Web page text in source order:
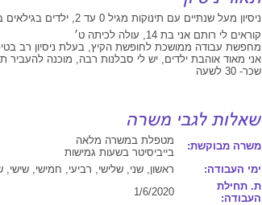
ניסיון מעל שנתיים עם תינוקות מגיל 0 עד 2, ילדים בגילאים בין 2 ל 6, ילדים מעל גיל 6
קוראים לי רותם אני בת 14, עולה לכיתה ט׳
מחפשת עבודה ממושכת לחופשת הקיץ, בעלת ניסיון רב
אני מאוד אוהבת ילדים, יש לי סבלנות רבה, מוכנה להעביר
שכר- 30 לשעה
משרה מבוקשת:
מטפלת במשרה מלאה
בייביסיטר בשעות גמישות
ימי העבודה:
ראשון, שני, שלישי, רביעי, חמישי,
ת. תחילת
העבודה:
1/6/2020